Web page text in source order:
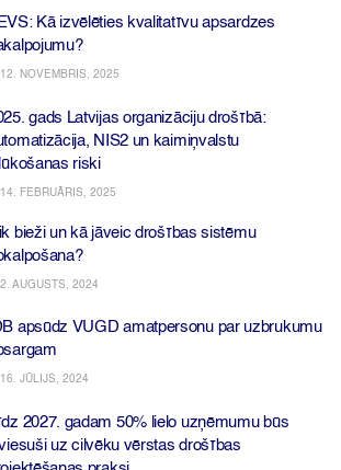
Kā izvēlēties kvalitatīvu apsardzes
12. NOVEMBRIS, 2025
gads Latvijas organizāciju drošībā:
NIS2 un kaimiņvalstu
riski
14. FEBRUĀRIS, 2025
bieži un kā jāveic drošības sistēmu
2. AUGUSTS, 2024
apsūdz VUGD amatpersonu par uzbrukumu
16. JŪLIJS, 2024
2027. gadam 50% lielo uzņēmumu būs
uz cilvēku vērstas drošības